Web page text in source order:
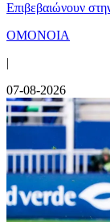
Επιβεβαιώνουν
ΟΜΟΝΟΙΑ
|
07-08-2026